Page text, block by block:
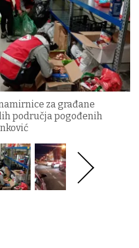
za građane
područja pogođenih